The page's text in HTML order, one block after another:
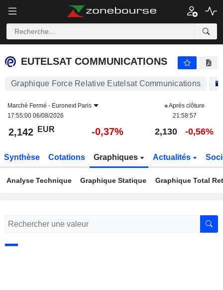
EUTELSAT COMMUNICATIONS
EUTELSAT COMMUNICATIONS
Graphique Force Relative Eutelsat Communications
Marché Fermé - Euronext Paris
17:55:00 06/08/2026
Après clôture
21:58:57
2,142 EUR -0,37% 2,130 -0,56%
Synthèse Cotations Graphiques Actualités
Analyse Technique Graphique Statique Graphique Total